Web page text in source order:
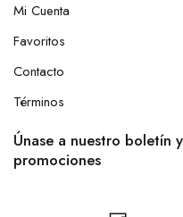
Mi Cuenta
Favoritos
Contacto
Términos
Únase a nuestro boletín
promociones